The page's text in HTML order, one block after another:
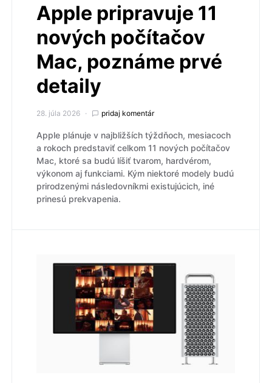
Apple pripravuje 11
nových počítačov
Mac, poznáme prvé
detaily
28. júla 2026 pridaj komentár
Apple plánuje v najbližších týždňoch, mesiacoch
a rokoch predstaviť celkom 11 nových počítačov
Mac, ktoré sa budú líšiť tvarom, hardvérom,
výkonom aj funkciami. Kým niektoré modely budú
prirodzenými následovníkmi existujúcich, iné
prinesú prekvapenia.